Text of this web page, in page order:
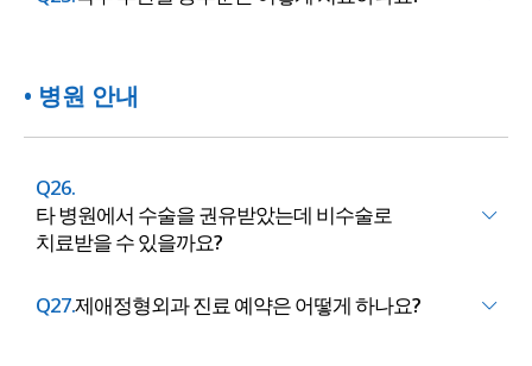
• 병원 안내
Q26.
타 병원에서 수술을 권유받았는데 비수술로
치료받을 수 있을까요?
Q27.제애정형외과 진료 예약은 어떻게 하나요?